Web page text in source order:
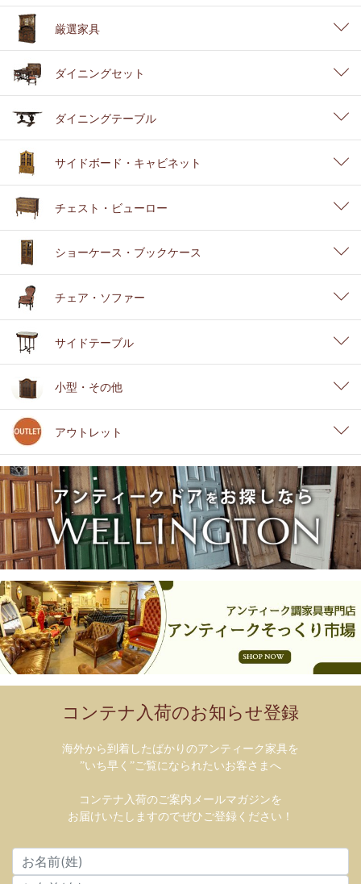
厳選家具
ダイニングセット
ダイニングテーブル
サイドボード・キャビネット
チェスト・ビューロー
ショーケース・ブックケース
チェア・ソファー
サイドテーブル
小型・その他
アウトレット
コンテナ入荷のお知らせ登録
海外から到着したばかりのアンティーク家具を
”いち早く”ご覧になられたいお客さまへ
コンテナ入荷のご案内メールマガジンを
お届けいたしますのでぜひご登録ください！